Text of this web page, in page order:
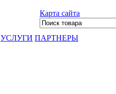
Карта сайта
УСЛУГИ ПАРТНЕРЫ